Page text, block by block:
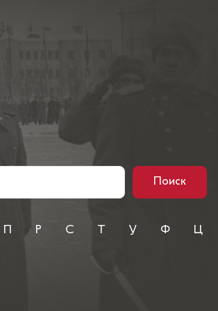
Поиск
Р С У Ф Ц